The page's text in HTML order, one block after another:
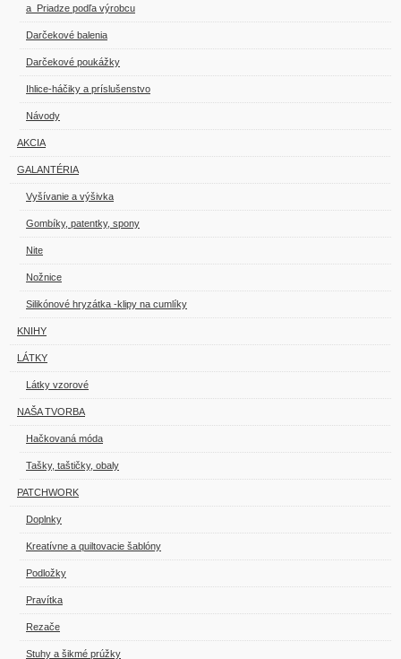
a_Priadze podľa výrobcu
Darčekové balenia
Darčekové poukážky
Ihlice-háčiky a príslušenstvo
Návody
AKCIA
GALANTÉRIA
Vyšívanie a výšivka
Gombíky, patentky, spony
Nite
Nožnice
Silikónové hryzátka -klipy na cumlíky
KNIHY
LÁTKY
Látky vzorové
NAŠA TVORBA
Hačkovaná móda
Tašky, taštičky, obaly
PATCHWORK
Doplnky
Kreatívne a quiltovacie šablóny
Podložky
Pravítka
Rezače
Stuhy a šikmé prúžky